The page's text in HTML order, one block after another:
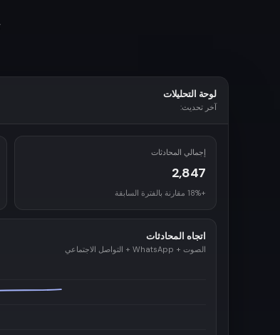
لوحة التحليلات
آخر تحديث:
إجمالي المحادثات
2,847
+18% مقارنة بالفترة السابقة
اتجاه المحادثات
الصوت + WhatsApp + التواصل الاجتماعي